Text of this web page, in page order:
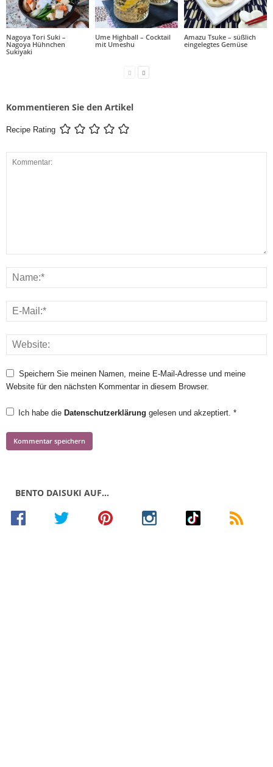
Nagoya Tori Suki –
Nagoya Hühnchen
Sukiyaki
Ume Highball – Cocktail
mit Umeshu
Amazu Tsuke – süßlich
eingelegtes Gemüse
Kommentieren Sie den Artikel
Recipe Rating
Speichern Sie meinen Namen, meine E-Mail-Adresse und meine
Website für den nächsten Kommentar in diesem Browser.
Ich habe die Datenschutzerklärung gelesen und akzeptiert. *
BENTO DAISUKI AUF…